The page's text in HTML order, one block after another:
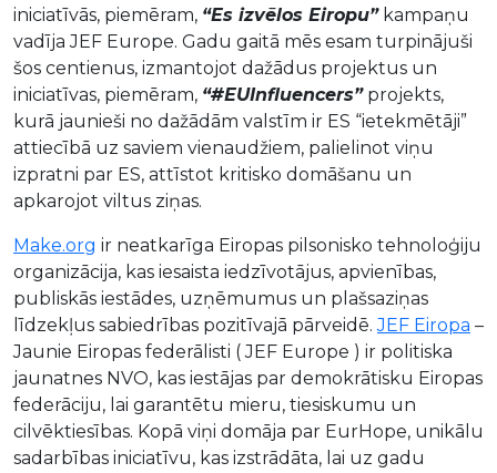
iniciatīvās, piemēram, “Es izvēlos Eiropu”kampaņu
vadīja JEF Europe. Gadu gaitā mēs esam turpinājuši
šos centienus, izmantojot dažādus projektus un
iniciatīvas, piemēram, “#EUInfluencers”projekts,
kurā jaunieši no dažādām valstīm ir ES “ietekmētāji”
attiecībā uz saviem vienaudžiem, palielinot viņu
izpratni par ES, attīstot kritisko domāšanu un
apkarojot viltus ziņas.
Make.org ir neatkarīga Eiropas pilsonisko tehnoloģiju
organizācija, kas iesaista iedzīvotājus, apvienības,
publiskās iestādes, uzņēmumus un plašsaziņas
līdzekļus sabiedrības pozitīvajā pārveidē.JEF Eiropa –
Jaunie Eiropas federālisti ( JEF Europe ) ir politiska
jaunatnes NVO, kas iestājas par demokrātisku Eiropas
federāciju, lai garantētu mieru, tiesiskumu un
cilvēktiesības. Kopā viņi domāja par EurHope, unikālu
sadarbības iniciatīvu, kas izstrādāta, lai uz gadu